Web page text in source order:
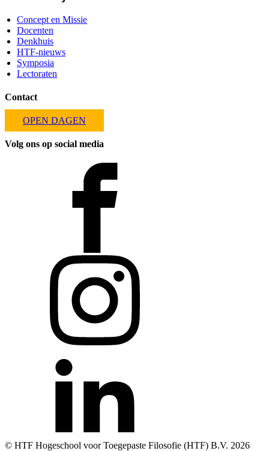
Concept en Missie
Docenten
Denkhuis
HTF-nieuws
Symposia
Lectoraten
Contact
OPEN DAGEN
Volg ons op social media
© HTF Hogeschool voor Toegepaste Filosofie (HTF) B.V. 2026